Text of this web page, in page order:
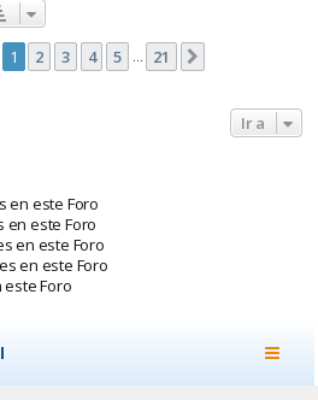
Página de 21
1 2 3 4 5 … 21
Ir a
en este Foro
este Foro
en este Foro
en este Foro
Foro